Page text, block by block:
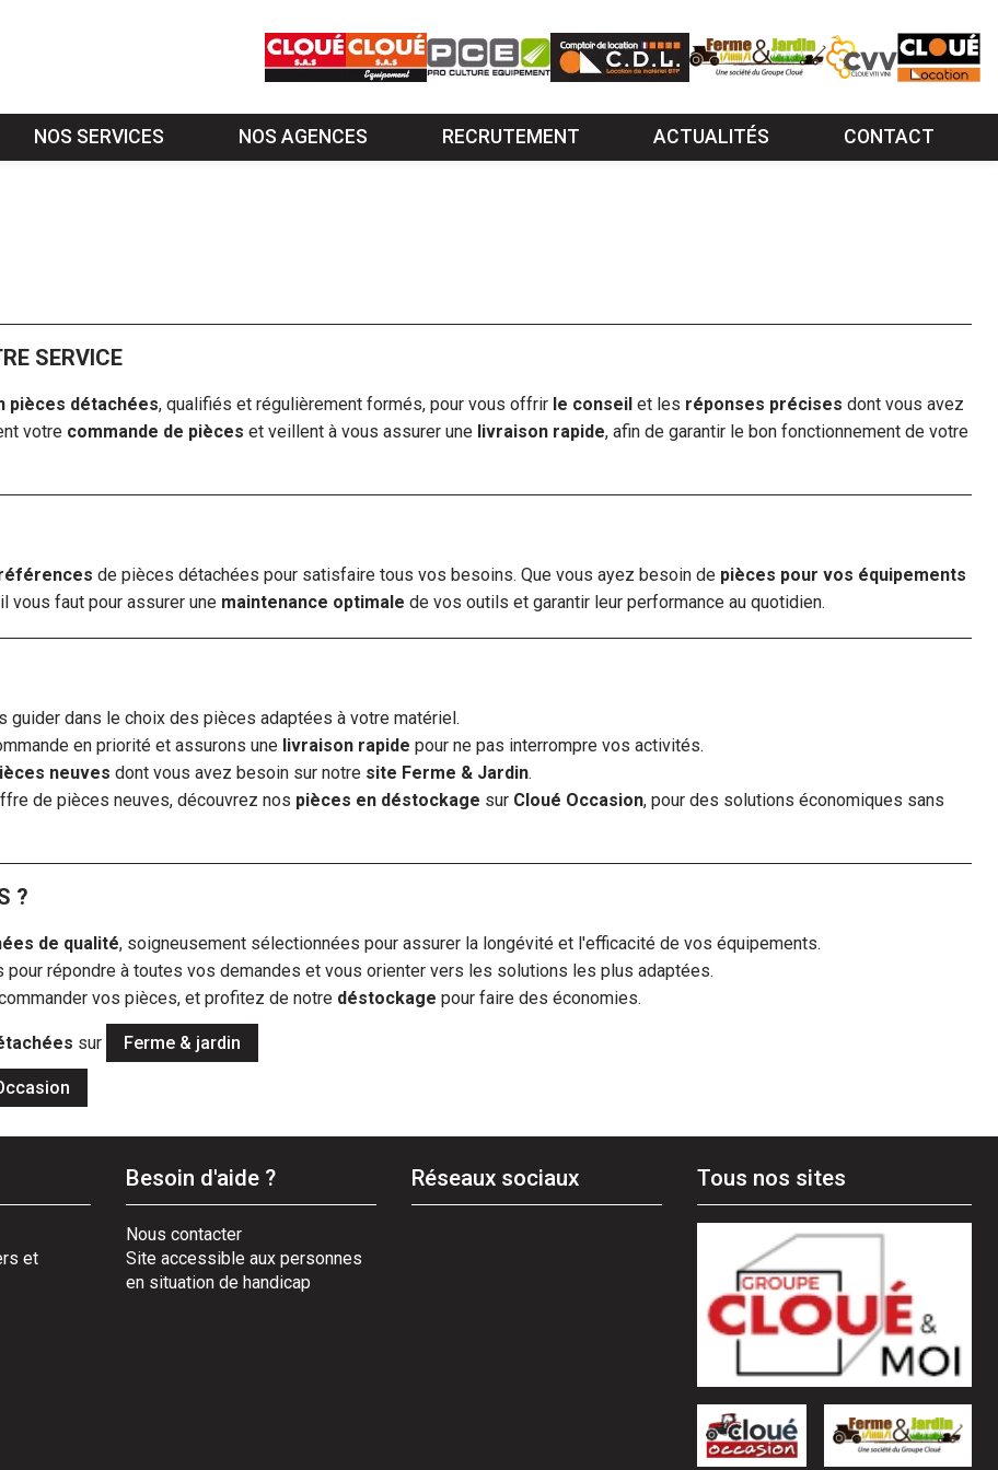
NOS SERVICES NOS AGENCES RECRUTEMENT ACTUALITÉS CONTACT
SERVICE
pièces détachées, qualifiés et régulièrement formés, pour vous offrir le conseil et les réponses précises dont vous avez
votre commande de pièces et veillent à vous assurer une livraison rapide, afin de garantir le bon fonctionnement de votre
de pièces détachées pour satisfaire tous vos besoins. Que vous ayez besoin de pièces pour vos équipements
vous faut pour assurer une maintenance optimale de vos outils et garantir leur performance au quotidien.
guider dans le choix des pièces adaptées à votre matériel.
en priorité et assurons une livraison rapide pour ne pas interrompre vos activités.
neuves dont vous avez besoin sur notre site Ferme & Jardin.
de pièces neuves, découvrez nos pièces en déstockage sur Cloué Occasion, pour des solutions économiques sans
?
de qualité, soigneusement sélectionnées pour assurer la longévité et l'efficacité de vos équipements.
répondre à toutes vos demandes et vous orienter vers les solutions les plus adaptées.
vos pièces, et profitez de notre déstockage pour faire des économies.
sur Ferme & jardin
et
Besoin d'aide ?
Nous contacter
Site accessible aux personnes
en situation de handicap
Réseaux sociaux Tous nos sites